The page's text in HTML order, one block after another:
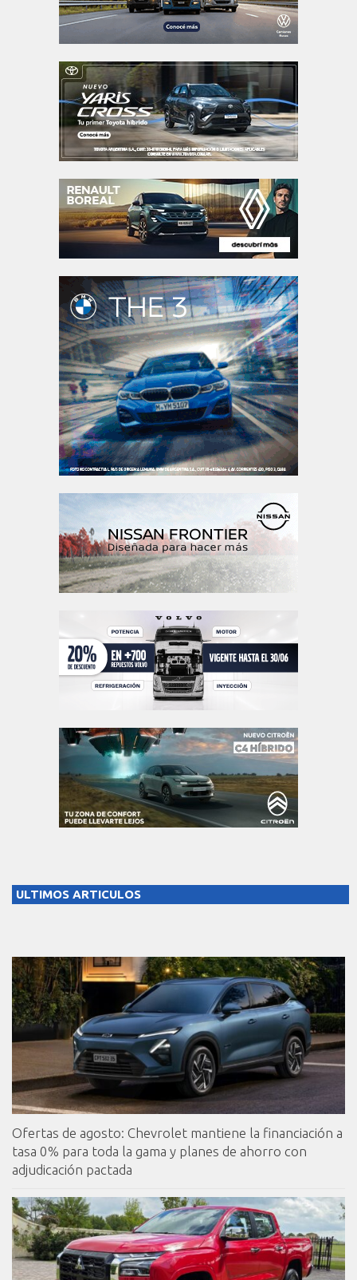
ULTIMOS ARTICULOS
Ofertas de agosto: Chevrolet mantiene la financiación a
tasa 0% para toda la gama y planes de ahorro con
adjudicación pactada